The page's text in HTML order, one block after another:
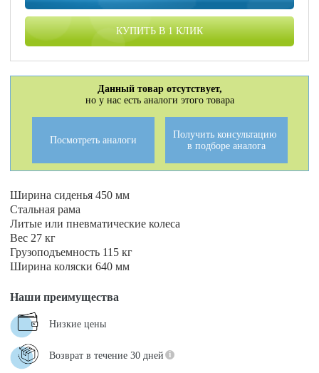
КУПИТЬ В 1 КЛИК
Данный товар отсутствует,
но у нас есть аналоги этого товара
Посмотреть аналоги
Получить консультацию
в подборе аналога
Ширина сиденья 450 мм
Стальная рама
Литые или пневматические колеса
Вес 27 кг
Грузоподъемность 115 кг
Ширина коляски 640 мм
Наши преимущества
Низкие цены
Возврат в течение 30 дней